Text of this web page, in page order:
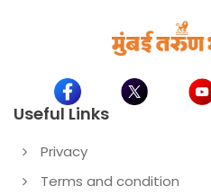
Useful Links
Privacy
Terms and condition